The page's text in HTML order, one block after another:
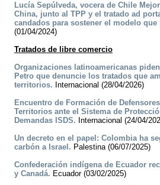
Lucía Sepúlveda, vocera de Chile
China, junto al TPP y el tratado ad
candados para sostener el modelo que
(01/04/2024)
Tratados de libre comercio
Organizaciones latinoamericanas
Petro que denuncie los tratados que
territorios. Internacional (28/04/2026)
Encuentro de Formación de
Territorios ante el Sistema de
Demandas ISDS. Internacional (24/04/
Un decreto en el papel: Colombia ha
carbón a Israel. Palestina (06/07/2025)
Confederación indígena de Ecuador
y Canadá. Ecuador (03/02/2025)